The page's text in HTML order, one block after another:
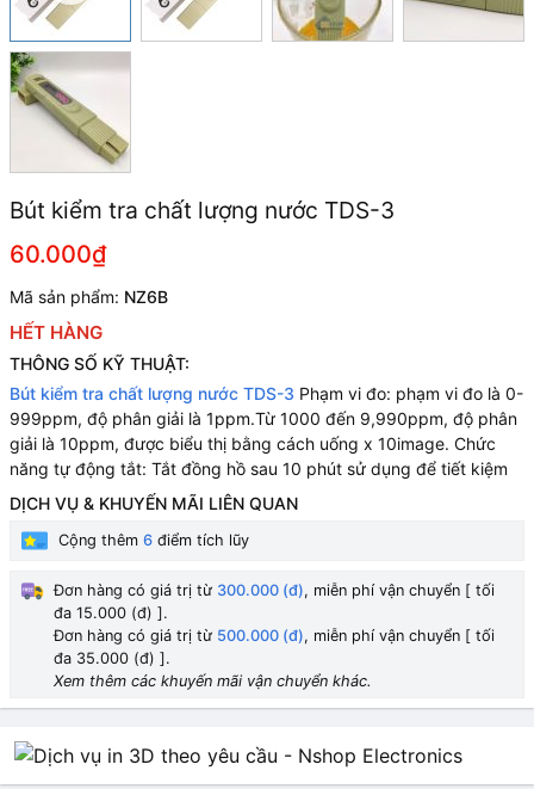
Bút kiểm tra chất lượng nước TDS-3
60.000₫
Mã sản phẩm: NZ6B
HẾT HÀNG
THÔNG SỐ KỸ THUẬT:
Bút kiểm tra chất lượng nước TDS-3 Phạm vi đo: phạm vi đo là 0-
999ppm, độ phân giải là 1ppm.Từ 1000 đến 9,990ppm, độ phân
giải là 10ppm, được biểu thị bằng cách uống x 10image. Chức
năng tự động tắt: Tắt đồng hồ sau 10 phút sử dụng để tiết kiệm
DỊCH VỤ & KHUYẾN MÃI LIÊN QUAN
Cộng thêm 6 điểm tích lũy
Đơn hàng có giá trị từ 300.000 (đ), miễn phí vận chuyển [ tối
đa 15.000 (đ) ].
Đơn hàng có giá trị từ 500.000 (đ), miễn phí vận chuyển [ tối
đa 35.000 (đ) ].
Xem thêm các khuyến mãi vận chuyển khác.